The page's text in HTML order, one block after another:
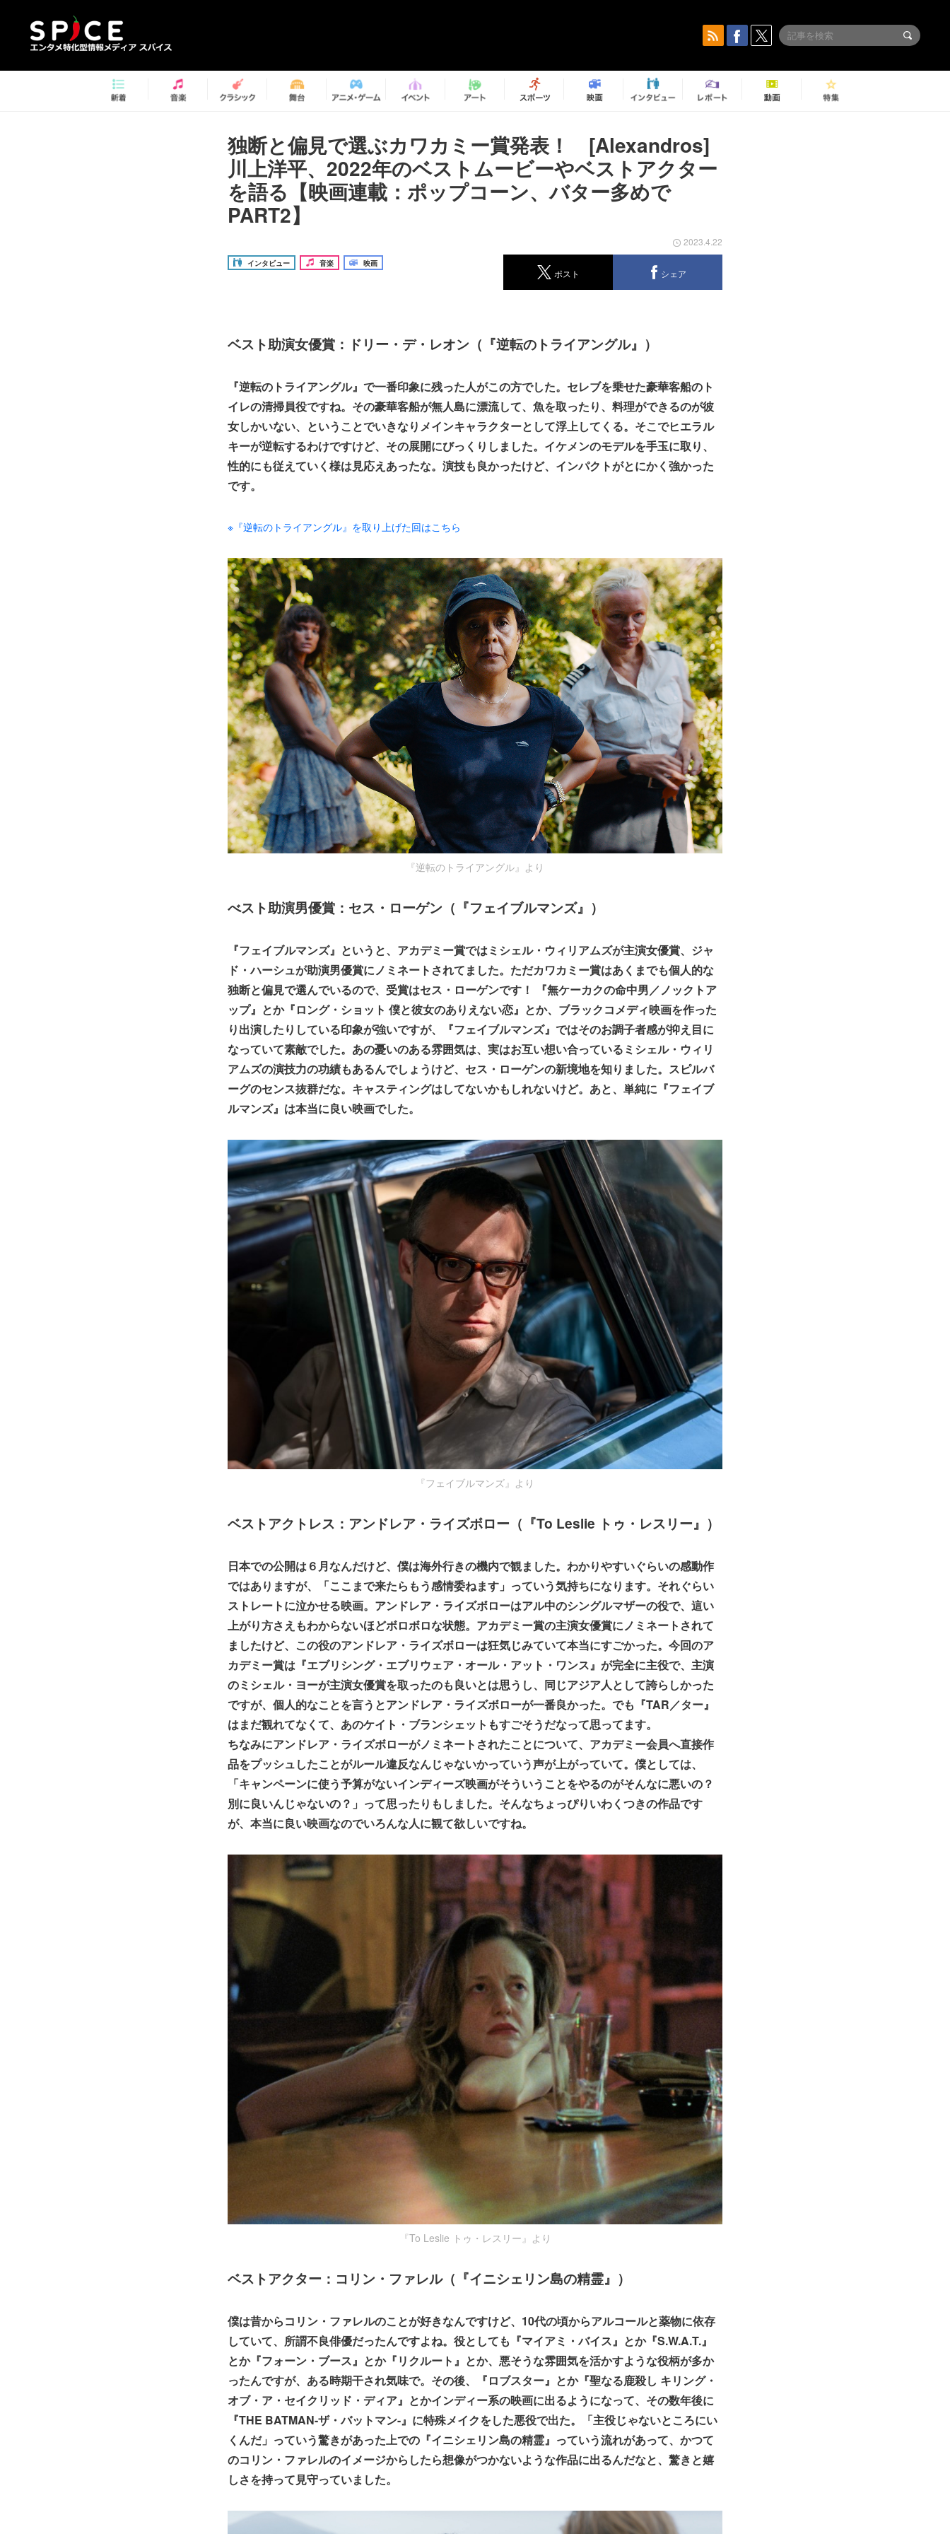
独断と偏見で選ぶカワカミー賞発表！ [Alexandros]
川上洋平、2022年のベストムービーやベストアクター
を語る【映画連載：ポップコーン、バター多めで
PART2】
インタビュー 音楽 映画
2023.4.22
ポスト シェア
ベスト助演女優賞：ドリー・デ・レオン（『逆転のトライアングル』）
『逆転のトライアングル』で一番印象に残った人がこの方でした。セレブを乗せた豪華客船のト
イレの清掃員役ですね。その豪華客船が無人島に漂流して、魚を取ったり、料理ができるのが彼
女しかいない、ということでいきなりメインキャラクターとして浮上してくる。そこでヒエラル
キーが逆転するわけですけど、その展開にびっくりしました。イケメンのモデルを手玉に取り、
性的にも従えていく様は見応えあったな。演技も良かったけど、インパクトがとにかく強かった
です。
※『逆転のトライアングル』を取り上げた回はこちら
『逆転のトライアングル』より
べスト助演男優賞：セス・ローゲン（『フェイブルマンズ』）
『フェイブルマンズ』というと、アカデミー賞ではミシェル・ウィリアムズが主演女優賞、ジャ
ド・ハーシュが助演男優賞にノミネートされてました。ただカワカミー賞はあくまでも個人的な
独断と偏見で選んでいるので、受賞はセス・ローゲンです！ 『無ケーカクの命中男／ノックトア
ップ』とか『ロング・ショット 僕と彼女のありえない恋』とか、ブラックコメディ映画を作った
り出演したりしている印象が強いですが、『フェイブルマンズ』ではそのお調子者感が抑え目に
なっていて素敵でした。あの憂いのある雰囲気は、実はお互い想い合っているミシェル・ウィリ
アムズの演技力の功績もあるんでしょうけど、セス・ローゲンの新境地を知りました。スピルバ
ーグのセンス抜群だな。キャスティングはしてないかもしれないけど。あと、単純に『フェイブ
ルマンズ』は本当に良い映画でした。
『フェイブルマンズ』より
ベストアクトレス：アンドレア・ライズボロー（『To Leslie トゥ・レスリー』）
日本での公開は６月なんだけど、僕は海外行きの機内で観ました。わかりやすいぐらいの感動作
ではありますが、「ここまで来たらもう感情委ねます」っていう気持ちになります。それぐらい
ストレートに泣かせる映画。アンドレア・ライズボローはアル中のシングルマザーの役で、這い
上がり方さえもわからないほどボロボロな状態。アカデミー賞の主演女優賞にノミネートされて
ましたけど、この役のアンドレア・ライズボローは狂気じみていて本当にすごかった。今回のア
カデミー賞は『エブリシング・エブリウェア・オール・アット・ワンス』が完全に主役で、主演
のミシェル・ヨーが主演女優賞を取ったのも良いとは思うし、同じアジア人として誇らしかった
ですが、個人的なことを言うとアンドレア・ライズボローが一番良かった。でも『TAR／ター』
はまだ観れてなくて、あのケイト・ブランシェットもすごそうだなって思ってます。
ちなみにアンドレア・ライズボローがノミネートされたことについて、アカデミー会員へ直接作
品をプッシュしたことがルール違反なんじゃないかっていう声が上がっていて。僕としては、
「キャンペーンに使う予算がないインディーズ映画がそういうことをやるのがそんなに悪いの？
別に良いんじゃないの？」って思ったりもしました。そんなちょっぴりいわくつきの作品です
が、本当に良い映画なのでいろんな人に観て欲しいですね。
『To Leslie トゥ・レスリー』より
ベストアクター：コリン・ファレル（『イニシェリン島の精霊』）
僕は昔からコリン・ファレルのことが好きなんですけど、10代の頃からアルコールと薬物に依存
していて、所謂不良俳優だったんですよね。役としても『マイアミ・バイス』とか『S.W.A.T.』
とか『フォーン・ブース』とか『リクルート』とか、悪そうな雰囲気を活かすような役柄が多か
ったんですが、ある時期干され気味で。その後、『ロブスター』とか『聖なる鹿殺し キリング・
オブ・ア・セイクリッド・ディア』とかインディー系の映画に出るようになって、その数年後に
『THE BATMAN-ザ・バットマン-』に特殊メイクをした悪役で出た。「主役じゃないところにい
くんだ」っていう驚きがあった上での『イニシェリン島の精霊』っていう流れがあって、かつて
のコリン・ファレルのイメージからしたら想像がつかないような作品に出るんだなと、驚きと嬉
しさを持って見守っていました。